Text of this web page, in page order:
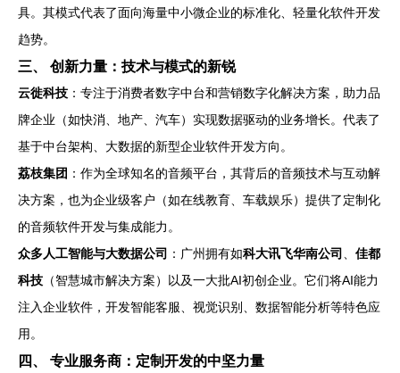
具。其模式代表了面向海量中小微企业的标准化、轻量化软件开发
趋势。
三、 创新力量：技术与模式的新锐
云徙科技 ：专注于消费者数字中台和营销数字化解决方案，助力品
牌企业（如快消、地产、汽车）实现数据驱动的业务增长。代表了
基于中台架构、大数据的新型企业软件开发方向。
荔枝集团 ：作为全球知名的音频平台，其背后的音频技术与互动解
决方案，也为企业级客户（如在线教育、车载娱乐）提供了定制化
的音频软件开发与集成能力。
众多人工智能与大数据公司 ：广州拥有如科大讯飞华南公司
佳都
科技 （智慧城市解决方案）以及一大批AI初创企业。它们将AI能力
注入企业软件，开发智能客服、视觉识别、数据智能分析等特色应
用。
四、 专业服务商：定制开发的中坚力量